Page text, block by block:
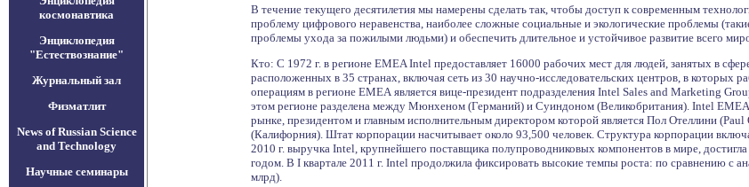
космонавтика
Энциклопедия
"Естествознание"
Журнальный зал
Физматлит
News of Russian Science
and Technology
Научные семинары
В течение текущего десятилетия мы намерены сделать так, чтобы доступ к современным
проблему цифрового неравенства, наиболее сложные социальные и экологические проблемы
проблемы ухода за пожилыми людьми) и обеспечить длительное и устойчивое развитие всего
Кто: С 1972 г. в регионе EMEA Intel предоставляет 16000 рабочих мест для людей, занятых в
расположенных в 35 странах, включая сеть из 30 научно-исследовательских центров, в которых
операциям в регионе ЕМЕА является вице-президент подразделения Intel Sales and Marketing
этом регионе разделена между Мюнхеном (Германий) и Суиндоном (Великобритания). Intel
рынке, президентом и главным исполнительным директором которой является Пол Отеллини
(Калифорния). Штат корпорации насчитывает около 93,500 человек. Структура корпорации
2010 г. выручка Intel, крупнейшего поставщика полупроводниковых компонентов в мире,
годом. В I квартале 2011 г. Intel продолжила фиксировать высокие темпы роста: по сравнению с
млрд).